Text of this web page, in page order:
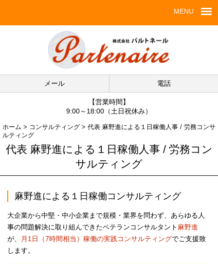
MENU
メール 電話
【営業時間】
9:00～18:00（土日祝休み）
ホーム > コンサルティング > 代表 麻野進による１日稼働人事 / 労務コンサ
ルティング
代表 麻野進による１日稼働人事 / 労務コン
サルティング
麻野進による１日稼働コンサルティング
大企業から中堅・中小企業まで規模・業界を問わず、あらゆる人
事の問題解決に取り組んできたベテランコンサルタント 麻野進
が、
月1日（7時間相当）稼働の実践コンサルティングでご支援致
します。